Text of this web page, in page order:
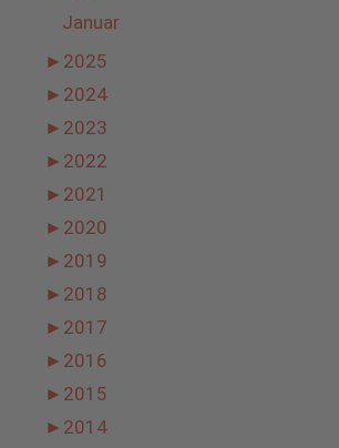
Januar
► 2025
► 2024
► 2023
► 2022
► 2021
► 2020
► 2019
► 2018
► 2017
► 2016
► 2015
► 2014